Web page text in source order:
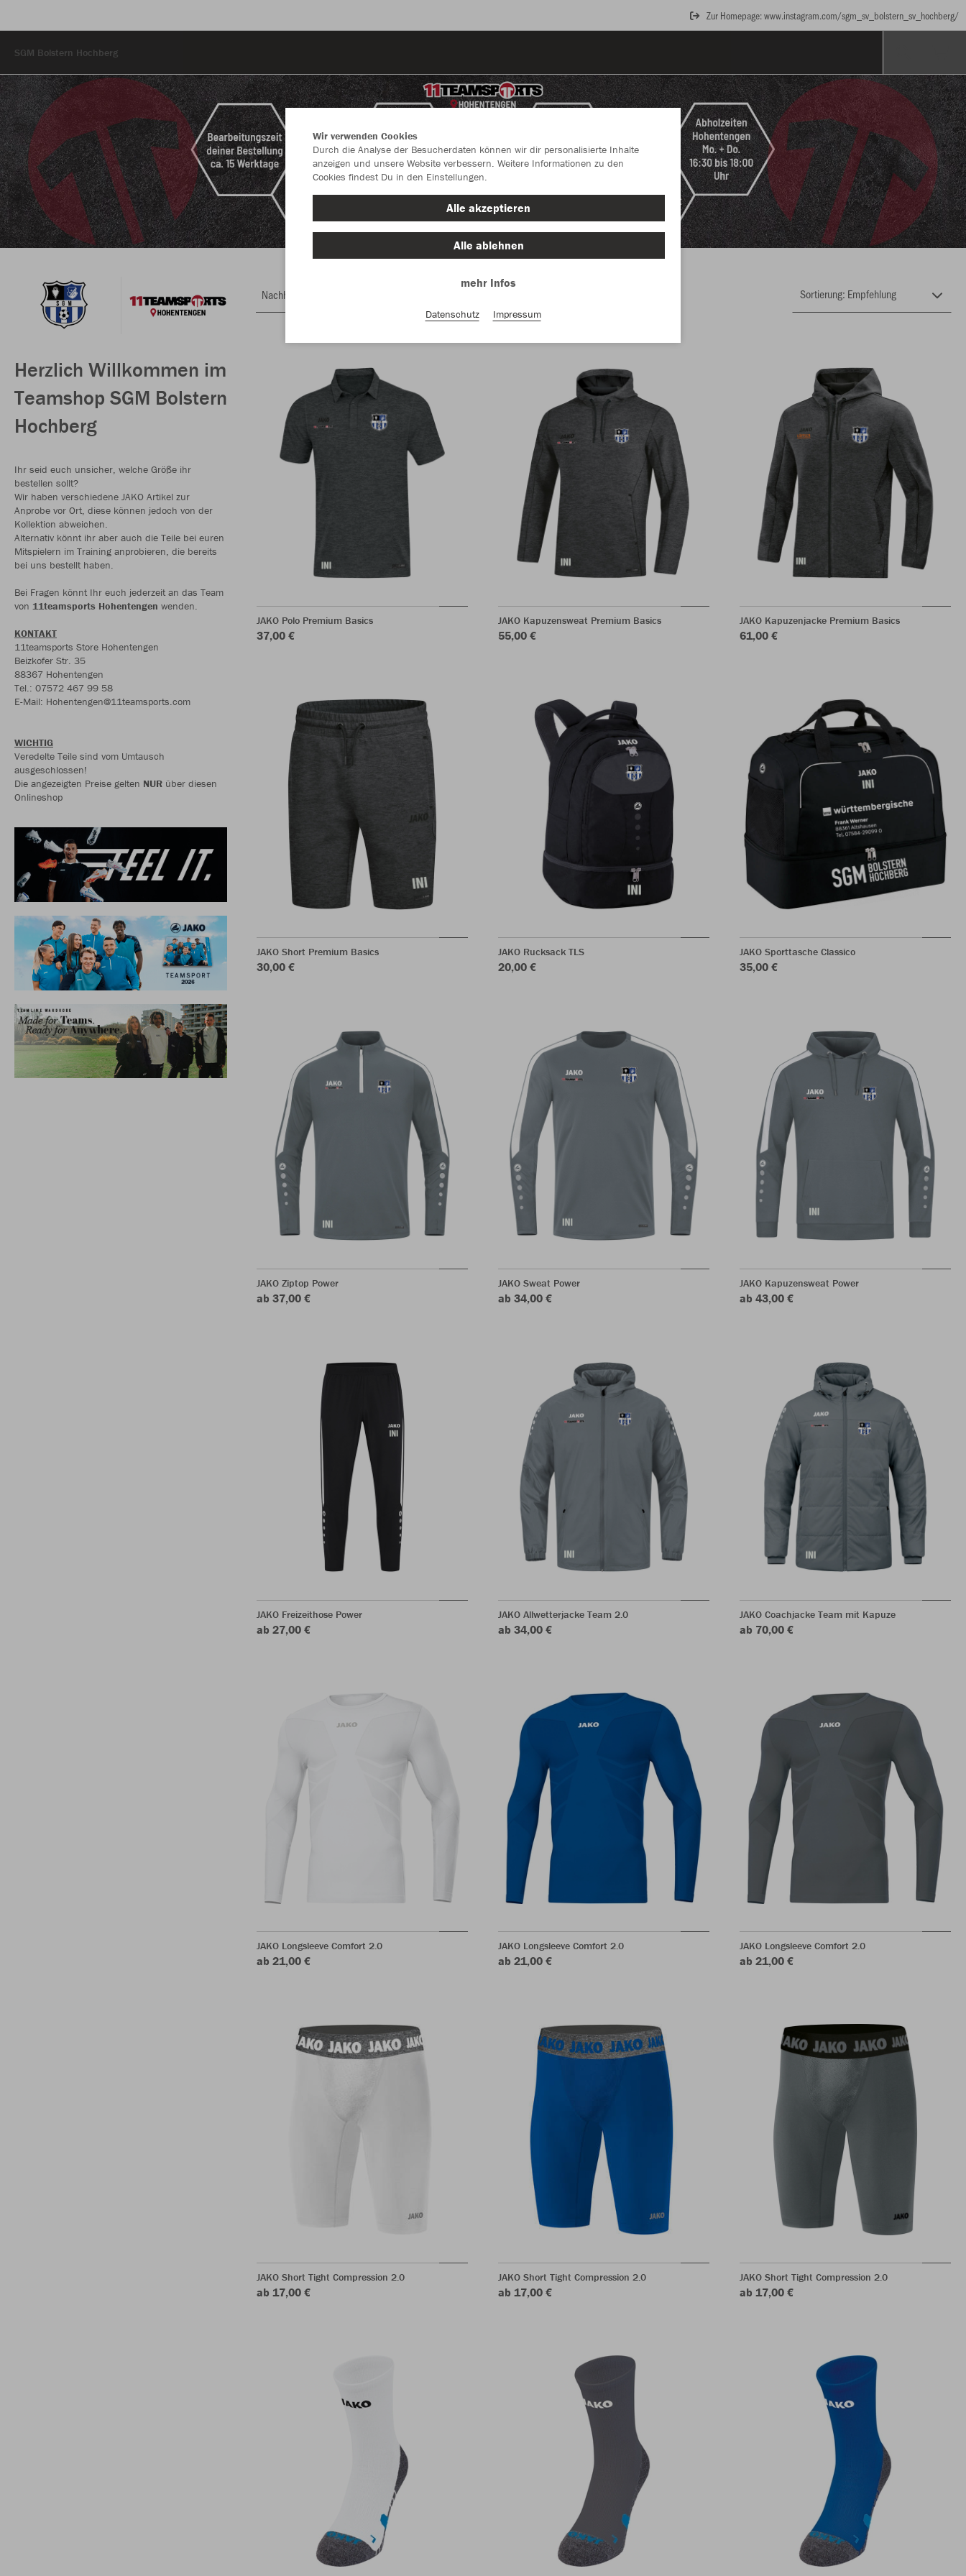
Zur Homepage: www.instagram.com/sgm_sv_bolstern_sv_hochberg/
SGM Bolstern Hochberg
Herzlich Willkommen im
Teamshop SGM Bolstern
Hochberg
Ihr seid euch unsicher, welche Größe ihr
bestellen sollt?
Wir haben verschiedene JAKO Artikel zur
Anprobe vor Ort, diese können jedoch von der
Kollektion abweichen.
Alternativ könnt ihr aber auch die Teile bei euren
Mitspielern im Training anprobieren, die bereits
bei uns bestellt haben.
Bei Fragen könnt Ihr euch jederzeit an das Team
von 11teamsports Hohentengen wenden.
KONTAKT
11teamsports Store Hohentengen
Beizkofer Str. 35
88367 Hohentengen
Tel.: 07572 467 99 58
E-Mail: Hohentengen@11teamsports.com
WICHTIG
Veredelte Teile sind vom Umtausch
ausgeschlossen!
Die angezeigten Preise gelten NUR über diesen
Onlineshop
Nachhaltig
JAKO Polo Premium Basics
37,00 €
JAKO Kapuzensweat Premium Basics
55,00 €
JAKO Kapuzenjacke Premium Basics
61,00 €
JAKO Short Premium Basics
30,00 €
JAKO Rucksack TLS
20,00 €
JAKO Sporttasche Classico
35,00 €
JAKO Ziptop Power
ab 37,00 €
JAKO Sweat Power
ab 34,00 €
JAKO Kapuzensweat Power
ab 43,00 €
JAKO Freizeithose Power
ab 27,00 €
JAKO Allwetterjacke Team 2.0
ab 34,00 €
JAKO Coachjacke Team mit Kapuze
ab 70,00 €
JAKO Longsleeve Comfort 2.0
ab 21,00 €
JAKO Longsleeve Comfort 2.0
ab 21,00 €
JAKO Longsleeve Comfort 2.0
ab 21,00 €
JAKO Short Tight Compression 2.0
ab 17,00 €
JAKO Short Tight Compression 2.0
ab 17,00 €
JAKO Short Tight Compression 2.0
ab 17,00 €
Wir verwenden Cookies
Durch die Analyse der Besucherdaten können wir dir personalisierte Inhalte
anzeigen und unsere Website verbessern. Weitere Informationen zu den
Cookies findest Du in den Einstellungen.
Alle akzeptieren
Alle ablehnen
mehr Infos
Datenschutz Impressum